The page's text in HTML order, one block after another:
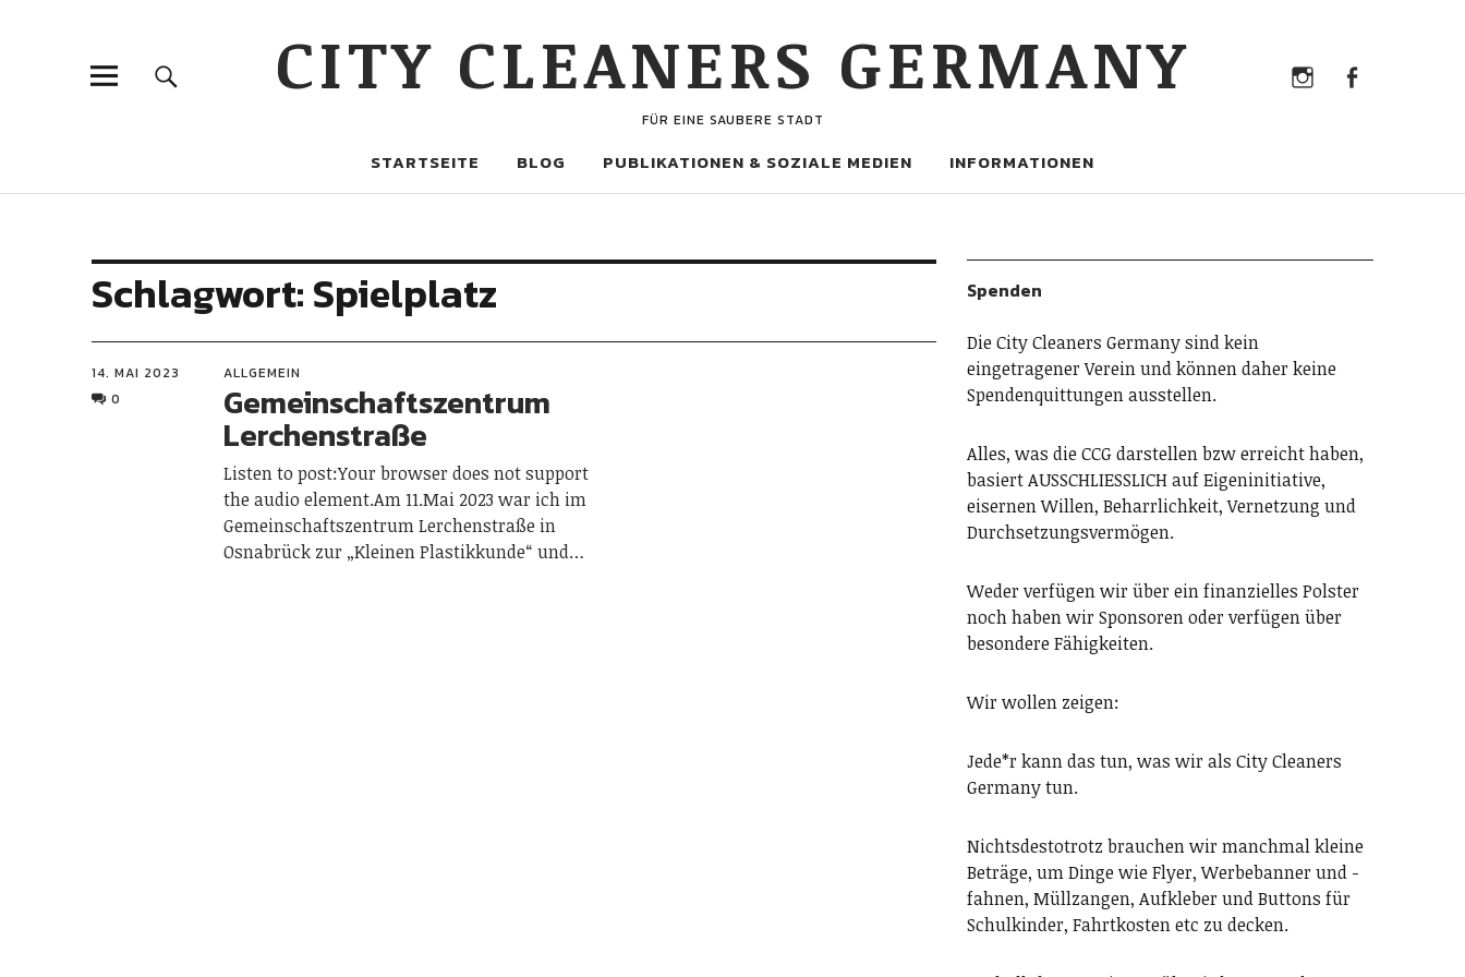
CITY CLEANERS GERMANY
FÜR EINE SAUBERE STADT
STARTSEITE BLOG PUBLIKATIONEN & SOZIALE MEDIEN INFORMATIONEN
Schlagwort:Spielplatz
14. MAI 2023
0
ALLGEMEIN
Gemeinschaftszentrum
Lerchenstraße
Listen to post:Your browser does not support
the audio element.Am 11.Mai 2023 war ich im
Gemeinschaftszentrum Lerchenstraße in
Osnabrück zur „Kleinen Plastikkunde“ und…
Spenden
Die City Cleaners Germany sind kein
eingetragener Verein und können daher keine
Spendenquittungen ausstellen.
Alles, was die CCG darstellen bzw erreicht haben,
basiert AUSSCHLIESSLICH auf Eigeninitiative,
eisernen Willen, Beharrlichkeit, Vernetzung und
Durchsetzungsvermögen.
Weder verfügen wir über ein finanzielles Polster
noch haben wir Sponsoren oder verfügen über
besondere Fähigkeiten.
Wir wollen zeigen:
Jede*r kann das tun, was wir als City Cleaners
Germany tun.
Nichtsdestotrotz brauchen wir manchmal kleine
Beträge, um Dinge wie Flyer, Werbebanner und -
fahnen, Müllzangen, Aufkleber und Buttons für
Schulkinder, Fahrtkosten etc zu decken.